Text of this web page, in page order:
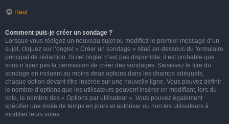
Haut
Comment puis-je créer un sondage ?
Lorsque vous rédigez un nouveau sujet ou modifiez le premier message d’un
sujet, cliquez sur l’onglet « Créer un sondage » situé en-dessous du formulaire
principal de rédaction. Si cet onglet n’est pas disponible, il est probable que
vous n’ayez pas la permission de créer des sondages. Saisissez le titre du
sondage en incluant au moins deux options dans les champs adéquats,
chaque option devant être insérée sur une nouvelle ligne. Vous pouvez définir
le nombre d’options que les utilisateurs peuvent insérer en modifiant, lors du
vote, le nombre des « Options par utilisateur ». Vous pouvez également
spécifier une limite de temps en jours et autoriser ou non les utilisateurs à
modifier leurs votes.